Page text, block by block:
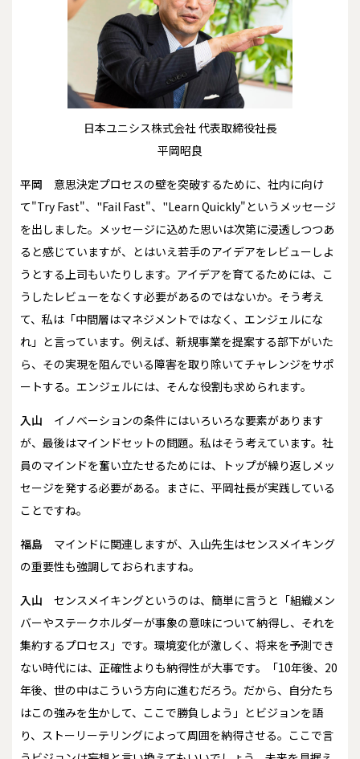
日本ユニシス株式会社 代表取締役社長
平岡昭良
平岡 意思決定プロセスの壁を突破するために、社内に向け
て"Try Fast"、"Fail Fast"、"Learn Quickly"というメッセージ
を出しました。メッセージに込めた思いは次第に浸透しつつあ
ると感じていますが、とはいえ若手のアイデアをレビューしよ
うとする上司もいたりします。アイデアを育てるためには、こ
うしたレビューをなくす必要があるのではないか。そう考え
て、私は「中間層はマネジメントではなく、エンジェルにな
れ」と言っています。例えば、新規事業を提案する部下がいた
ら、その実現を阻んでいる障害を取り除いてチャレンジをサポ
ートする。エンジェルには、そんな役割も求められます。
入山 イノベーションの条件にはいろいろな要素があります
が、最後はマインドセットの問題。私はそう考えています。社
員のマインドを奮い立たせるためには、トップが繰り返しメッ
セージを発する必要がある。まさに、平岡社長が実践している
ことですね。
福島 マインドに関連しますが、入山先生はセンスメイキング
の重要性も強調しておられますね。
入山 センスメイキングというのは、簡単に言うと「組織メン
バーやステークホルダーが事象の意味について納得し、それを
集約するプロセス」です。環境変化が激しく、将来を予測でき
ない時代には、正確性よりも納得性が大事です。「10年後、20
年後、世の中はこういう方向に進むだろう。だから、自分たち
はこの強みを生かして、ここで勝負しよう」とビジョンを語
り、ストーリーテリングによって周囲を納得させる。ここで言